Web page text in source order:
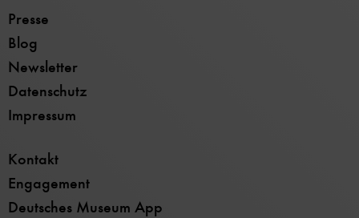
Presse
Blog
Newsletter
Datenschutz
Impressum
Kontakt
Engagement
Deutsches Museum App